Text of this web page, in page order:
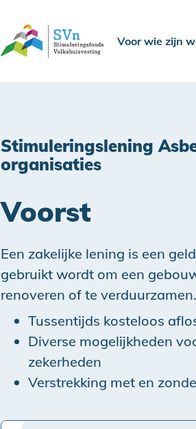
Voor wie zijn
Stimuleringslening
organisaties
Voorst
Een zakelijke lening is een
gebruikt wordt om een
renoveren of te verduurzamen.
Tussentijds kosteloos
Diverse mogelijkheden
zekerheden
Verstrekking met en